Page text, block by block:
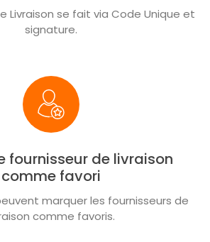
Livraison se fait via Code Unique et
signature.
fournisseur de livraison
comme favori
marquer les fournisseurs de
comme favoris.